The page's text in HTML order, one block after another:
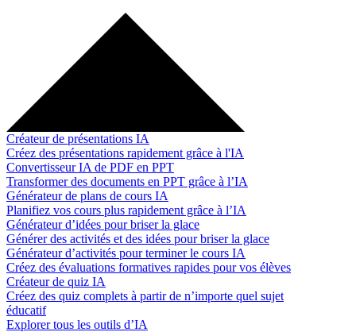
Créateur de présentations IA
Créez des présentations rapidement grâce à l'IA
Convertisseur IA de PDF en PPT
Transformer des documents en PPT grâce à l’IA
Générateur de plans de cours IA
Planifiez vos cours plus rapidement grâce à l’IA
Générateur d’idées pour briser la glace
Générer des activités et des idées pour briser la glace
Générateur d’activités pour terminer le cours IA
Créez des évaluations formatives rapides pour vos élèves
Créateur de quiz IA
Créez des quiz complets à partir de n’importe quel sujet
éducatif
Explorer tous les outils d’IA